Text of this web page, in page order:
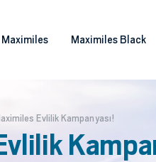
Maximiles Maximiles Black
Evlilik Kampanyası!